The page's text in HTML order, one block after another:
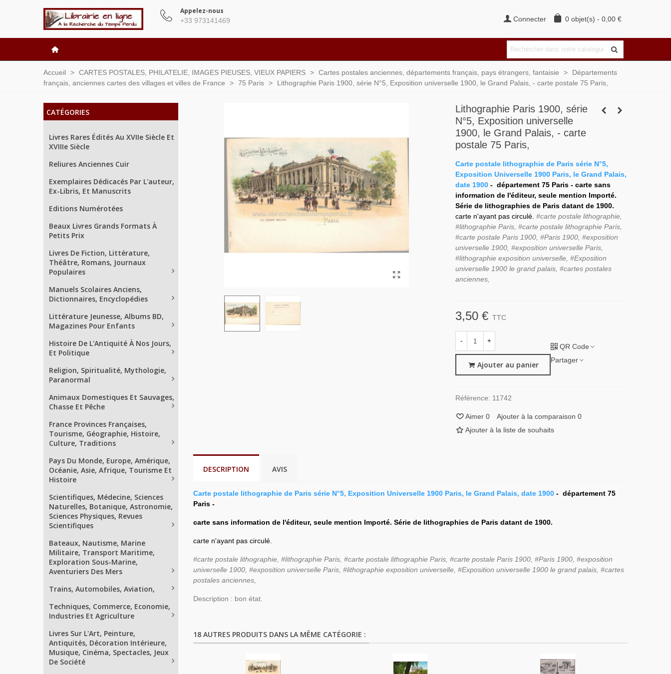
Appelez-nous
+33 973141469 Connecter 0 objet(s) - 0,00 €
Accueil > CARTES POSTALES, PHILATELIE, IMAGES PIEUSES, VIEUX PAPIERS > Cartes postales anciennes, départements français, pays étrangers, fantaisie >
Départements
français, anciennes cartes des villages et villes de France
> 75 Paris > Lithographie Paris 1900, série N°5, Exposition universelle 1900, le Grand Palais, - carte postale 75 Paris,
CATÉGORIES
Livres Rares Édités Au XVIIe Siècle Et
XVIIIe Siècle
Reliures Anciennes Cuir
Exemplaires Dédicacés Par L'auteur,
Ex-Libris, Et Manuscrits
Editions Numérotées
Beaux Livres Grands Formats À
Petits Prix
Livres De Fiction, Littérature,
Théâtre, Romans, Journaux
Populaires
Manuels Scolaires Anciens,
Dictionnaires, Encyclopédies
Littérature Jeunesse, Albums BD,
Magazines Pour Enfants
Histoire De L'Antiquité À Nos Jours,
Et Politique
Religion, Spiritualité, Mythologie,
Paranormal
Animaux Domestiques Et Sauvages,
Chasse Et Pêche
France Provinces Françaises,
Tourisme, Géographie, Histoire,
Culture, Traditions
Pays Du Monde, Europe, Amérique,
Océanie, Asie, Afrique, Tourisme Et
Histoire
Scientifiques, Médecine, Sciences
Naturelles, Botanique, Astronomie,
Sciences Physiques, Revues
Scientifiques
Bateaux, Nautisme, Marine
Militaire, Transport Maritime,
Exploration Sous-Marine,
Aventuriers Des Mers
Trains, Automobiles, Aviation,
Techniques, Commerce, Economie,
Industries Et Agriculture
Livres Sur L'Art, Peinture,
Antiquités, Décoration Intérieure,
Musique, Cinéma, Spectacles, Jeux
De Société
Lithographie Paris 1900, série
N°5, Exposition universelle
1900, le Grand Palais, - carte
postale 75 Paris,
Carte postale lithographie de Paris série N°5,
Exposition Universelle 1900 Paris, le Grand Palais,
date 1900 - département 75 Paris - carte sans
information de l'éditeur, seule mention Importé.
Série de lithographies de Paris datant de 1900.
carte n'ayant pas circulé. #carte postale lithographie,
#lithographie Paris, #carte postale lithographie Paris,
#carte postale Paris 1900, #Paris 1900, #exposition
universelle 1900, #exposition universelle Paris,
#lithographie exposition universelle, #Exposition
universelle 1900 le grand palais, #cartes postales
anciennes,
3,50 € TTC
- +
Ajouter au panier
QR Code
Partager
Référence: 11742
Aimer 0 Ajouter à la comparaison 0
Ajouter à la liste de souhaits
DESCRIPTION AVIS
Carte postale lithographie de Paris série N°5, Exposition Universelle 1900 Paris, le Grand Palais, date 1900 - département 75
Paris -
carte sans information de l'éditeur, seule mention Importé. Série de lithographies de Paris datant de 1900.
carte n'ayant pas circulé.
#carte postale lithographie, #lithographie Paris, #carte postale lithographie Paris, #carte postale Paris 1900, #Paris 1900, #exposition
universelle 1900, #exposition universelle Paris, #lithographie exposition universelle, #Exposition universelle 1900 le grand palais, #cartes
postales anciennes,
Description : bon état.
18 AUTRES PRODUITS DANS LA MÊME CATÉGORIE :